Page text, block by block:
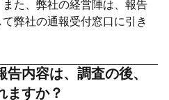
た、弊社の経営陣は、報告
弊社の通報受付窓口に引き
内容は、調査の後、
ますか？